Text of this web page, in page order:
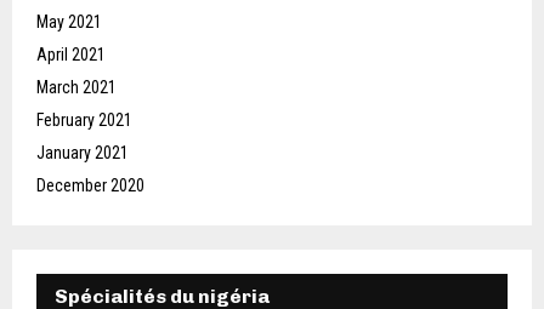
May 2021
April 2021
March 2021
February 2021
January 2021
December 2020
Spécialités du nigéria